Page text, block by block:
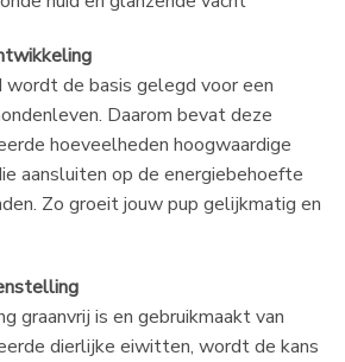
de basis gelegd voor een
Daarom bevat deze
hoeveelheden hoogwaardige
aansluiten op de energiebehoefte
Zo groeit jouw pup gelijkmatig en
graanvrij is en gebruikmaakt van
dierlijke eiwitten, wordt de kans